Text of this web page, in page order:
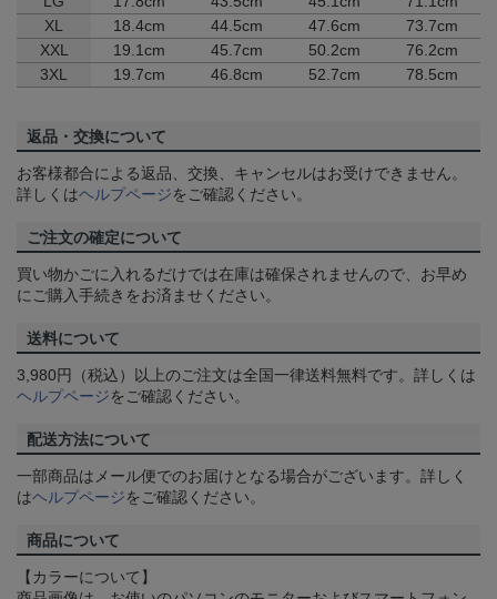
XL
18.4cm 44.5cm 47.6cm
73.7cm
XXL
19.1cm 45.7cm 50.2cm
76.2cm
3XL
19.7cm 46.8cm 52.7cm 78.5cm
返品・交換について
お客様都合による返品、交換、キャンセルはお受けできません。
詳しくはヘルプページをご確認ください。
ご注文の確定について
買い物かごに入れるだけでは在庫は確保されませんので、お早め
にご購入手続きをお済ませください。
送料について
3,980円（税込）以上のご注文は全国一律送料無料です。詳しくは
ヘルプページをご確認ください。
配送方法について
一部商品はメール便でのお届けとなる場合がございます。詳しく
はヘルプページをご確認ください。
商品について
【カラーについて】